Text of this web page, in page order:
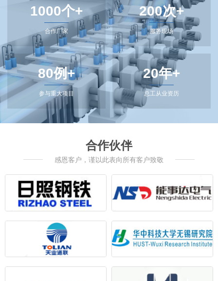
1000个+
合作厂家
200次+
服务现场
80例+
参与重大项目
20年+
总工从业资历
合作伙伴
感恩客户，谨以此表向所有客户致敬